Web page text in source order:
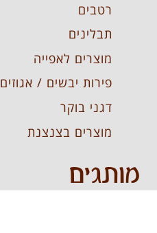
רטבים
תבלינים
מוצרים לאפייה
פירות יבשים / אגוזים
דגני בוקר
מוצרים בצנצנת
מותגים